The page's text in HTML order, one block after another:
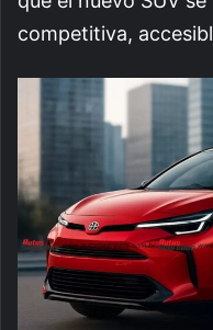
competitiva,